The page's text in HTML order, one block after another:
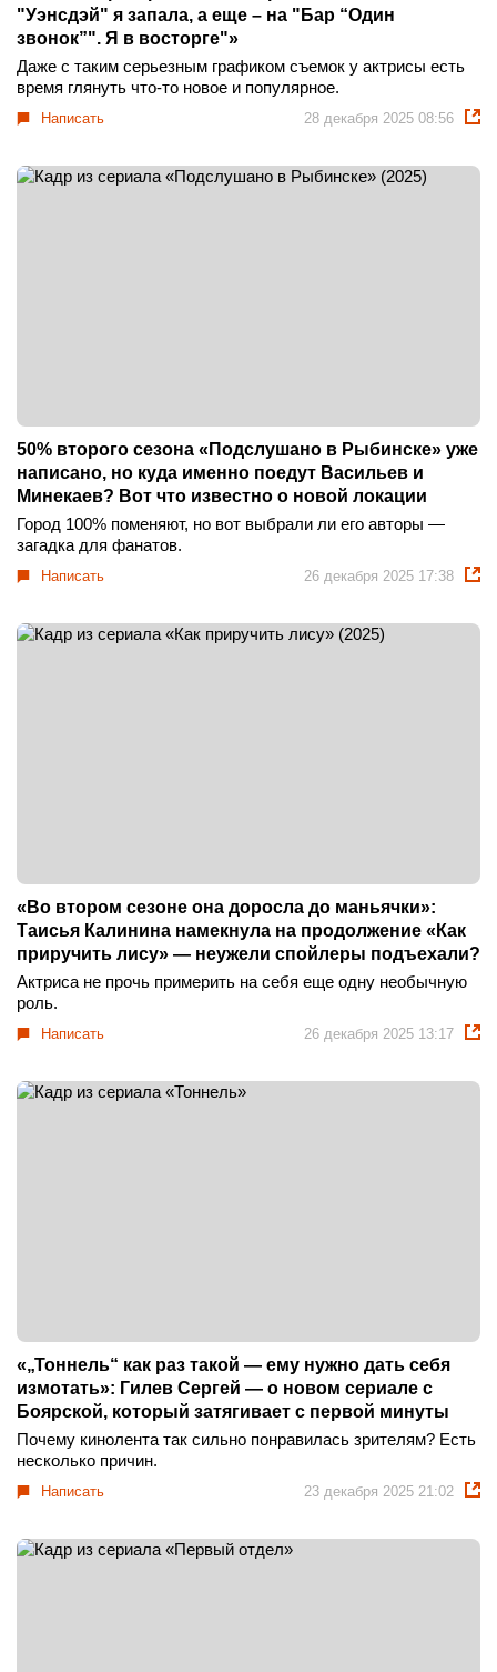
"Уэнсдэй" я запала, а еще – на "Бар “Один
звонок”". Я в восторге"»
Даже с таким серьезным графиком съемок у актрисы есть
время глянуть что-то новое и популярное.
Написать 28 декабря 2025 08:56
50% второго сезона «Подслушано в Рыбинске» уже
написано, но куда именно поедут Васильев и
Минекаев? Вот что известно о новой локации
Город 100% поменяют, но вот выбрали ли его авторы —
загадка для фанатов.
Написать 26 декабря 2025 17:38
«Во втором сезоне она доросла до маньячки»:
Таисья Калинина намекнула на продолжение «Как
приручить лису» — неужели спойлеры подъехали?
Актриса не прочь примерить на себя еще одну необычную
роль.
Написать 26 декабря 2025 13:17
«„Тоннель“ как раз такой — ему нужно дать себя
измотать»: Гилев Сергей — о новом сериале с
Боярской, который затягивает с первой минуты
Почему кинолента так сильно понравилась зрителям? Есть
несколько причин.
Написать 23 декабря 2025 21:02